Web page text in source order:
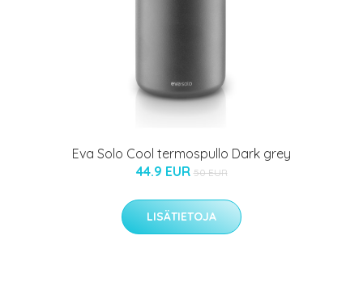
Eva Solo Cool termospullo Dark grey
44.9 EUR 50 EUR
LISÄTIETOJA